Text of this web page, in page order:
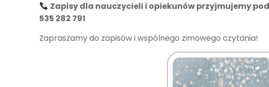
Zapisy dla nauczycieli i opiekunów przyjmujemy
535 282 791
Zapraszamy do zapisów i wspólnego zimowego czytania!